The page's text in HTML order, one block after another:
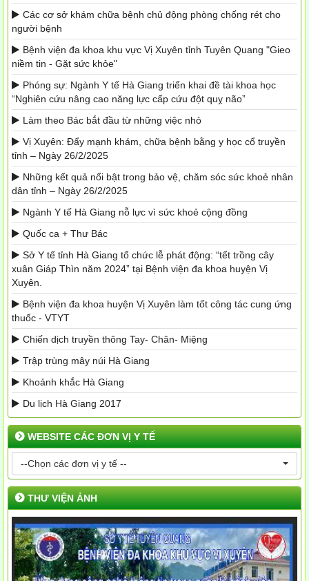
Các cơ sở khám chữa bệnh chủ động phòng chống rét cho
người bệnh
Bệnh viện đa khoa khu vực Vị Xuyên tỉnh Tuyên Quang "Gieo
niềm tin - Gặt sức khỏe"
Phóng sự: Ngành Y tế Hà Giang triển khai đề tài khoa học
“Nghiên cứu nâng cao năng lực cấp cứu đột quỵ não”
Làm theo Bác bắt đầu từ những việc nhỏ
Vị Xuyên: Đẩy mạnh khám, chữa bệnh bằng y học cổ truyền
tỉnh – Ngày 26/2/2025
Những kết quả nổi bật trong bảo vệ, chăm sóc sức khoẻ nhân
dân tỉnh – Ngày 26/2/2025
Ngành Y tế Hà Giang nỗ lực vì sức khoẻ cộng đồng
Quốc ca + Thư Bác
Sở Y tế tỉnh Hà Giang tổ chức lễ phát động: “tết trồng cây
xuân Giáp Thìn năm 2024” tại Bệnh viện đa khoa huyện Vị
Xuyên.
Bệnh viện đa khoa huyện Vị Xuyên làm tốt công tác cung ứng
thuốc - VTYT
Chiến dịch truyền thông Tay- Chân- Miệng
Trập trùng mây núi Hà Giang
Khoảnh khắc Hà Giang
Du lịch Hà Giang 2017
WEBSITE CÁC ĐƠN VỊ Y TẾ
--Chọn các đơn vị y tế --
THƯ VIỆN ẢNH